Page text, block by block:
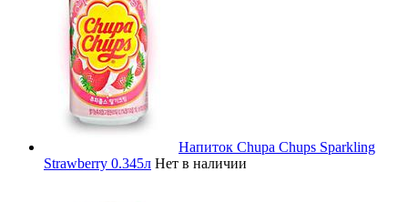
Напиток Chupa Chups Sparkling
Strawberry 0.345л Нет в наличии